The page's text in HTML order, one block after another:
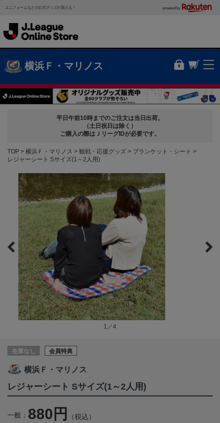
ユニフォームなどの公式グッズが買える！ powered by
横浜Ｆ・マリノス
平日午前10時までのご注文は当日出荷。
（土日祝日は除く）
ご購入の際はＪリーグIDが必要です。
TOP 横浜Ｆ・マリノス 観戦・応援グッズ
ブランケット・シート
レジャーシート Sサイズ(1～2人用)
1／4
在庫なし 会員特典
横浜Ｆ・マリノス
レジャーシート Sサイズ(1～2人用)
一般： 880円 （税込）